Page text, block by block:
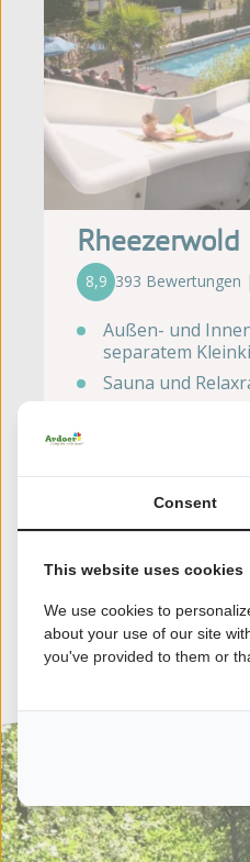
Rheezerwold
8,9 393 Bewertungen
Außen- und
separatem
Sauna und
Umfangreiches
Weitere
Consent
This website uses cookies
We use cookies to
about your use of our site
you've provided to them or